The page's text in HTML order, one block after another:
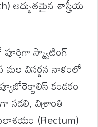
అద్భుతమైన శాస్త్రీయ
స్క్వాటింగ్
మల విసర్జన నాళంలో
కండరం
సడలి, విశ్రాంతి
(Rectum)